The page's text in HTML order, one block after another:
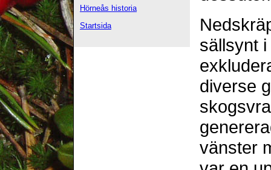
Hörneås historia
Startsida
sällsynt
diverse
vänster